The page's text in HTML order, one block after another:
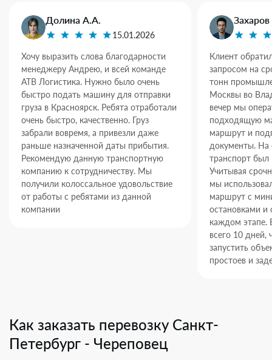
Долина А.А.
15.01.2026
Хочу выразить слова благодарности
менеджеру Андрею, и всей команде
АТВ Логистика. Нужно было очень
быстро подать машину для отправки
груза в Красноярск. Ребята отработали
очень быстро, качественно. Груз
забрали вовремя, а привезли даже
раньше назначенной даты прибытия.
Рекомендую данную транспортную
компанию к сотрудничеству. Мы
получили колоссальное удовольствие
от работы с ребятами из данной
компании
Клиент
запросом на
тонн
Москвы во
вечер мы
подходящую
маршрут и
документы. На
транспорт был
Учитывая
мы
маршрут с
остановками и
каждом этапе.
всего 10 дней,
запустить
простоев и
Как заказать перевозку Санкт-
Петербург - Череповец